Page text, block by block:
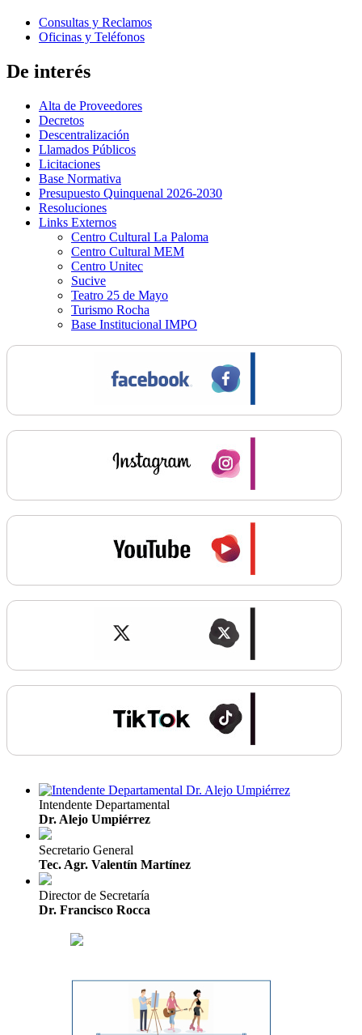
Consultas y Reclamos
Oficinas y Teléfonos
De interés
Alta de Proveedores
Decretos
Descentralización
Llamados Públicos
Licitaciones
Base Normativa
Presupuesto Quinquenal 2026-2030
Resoluciones
Links Externos
Centro Cultural La Paloma
Centro Cultural MEM
Centro Unitec
Sucive
Teatro 25 de Mayo
Turismo Rocha
Base Institucional IMPO
Intendente Departamental
Dr. Alejo Umpiérrez
Secretario General
Tec. Agr. Valentín Martínez
Director de Secretaría
Dr. Francisco Rocca